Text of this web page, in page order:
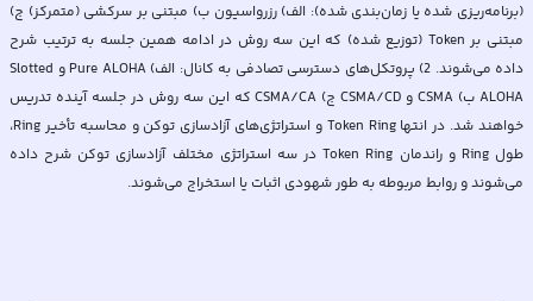
(برنامه‌ریزی شده یا زمان‌بندی شده): الف) رزرواسیون ب) مبتنی بر سرکشی (متمرکز) ج)
مبتنی بر Token (توزیع شده) که این سه روش در ادامه همین جلسه به ترتیب شرح
داده می‌شوند. 2) پروتکل‌های دسترسی تصادفی به کانال: الف) Pure ALOHA و Slotted
ALOHA ب) CSMA و CSMA/CD ج) CSMA/CA که این سه روش در جلسه آینده تدریس
خواهند شد. در انتها Token Ring و استراتژی‌های آزادسازی توکن و محاسبه تأخیر Ring،
طول Ring و راندمان Token Ring در سه استراتژی مختلف آزادسازی توکن شرح داده
می‌شوند و روابط مربوطه به طور شهودی اثبات یا استخراج می‌شوند.